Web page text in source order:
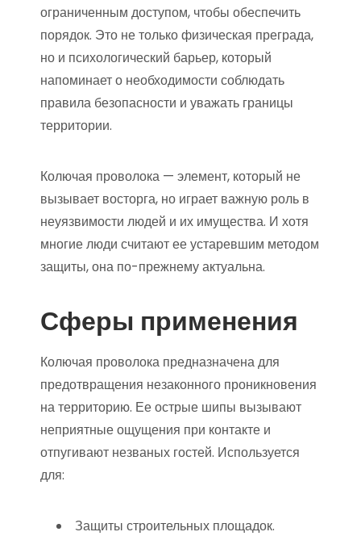
ограниченным доступом, чтобы обеспечить
порядок. Это не только физическая преграда,
но и психологический барьер, который
напоминает о необходимости соблюдать
правила безопасности и уважать границы
территории.
Колючая проволока — элемент, который не
вызывает восторга, но играет важную роль в
неуязвимости людей и их имущества. И хотя
многие люди считают ее устаревшим методом
защиты, она по-прежнему актуальна.
Сферы применения
Колючая проволока предназначена для
предотвращения незаконного проникновения
на территорию. Ее острые шипы вызывают
неприятные ощущения при контакте и
отпугивают незваных гостей. Используется
для:
Защиты строительных площадок.